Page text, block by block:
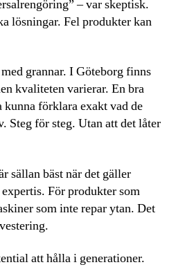
– var skeptisk.
lösningar. Fel produkter kan
grannar. I Göteborg finns
kvaliteten varierar. En bra
förklara exakt vad de
Steg för steg. Utan att det låter
sällan bäst när det gäller
För produkter som
som inte repar ytan. Det
att hålla i generationer.